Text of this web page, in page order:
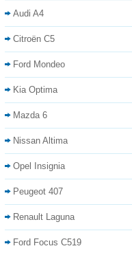
Audi A4
Citroën C5
Ford Mondeo
Kia Optima
Mazda 6
Nissan Altima
Opel Insignia
Peugeot 407
Renault Laguna
Ford Focus C519